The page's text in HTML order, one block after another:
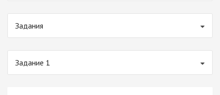
Задания
Задание 1